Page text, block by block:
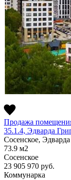
Продажа
35.1.4, Эдварда
Сосенское,
73.9 м2
Сосенское
23 905 970 руб.
Коммунарка